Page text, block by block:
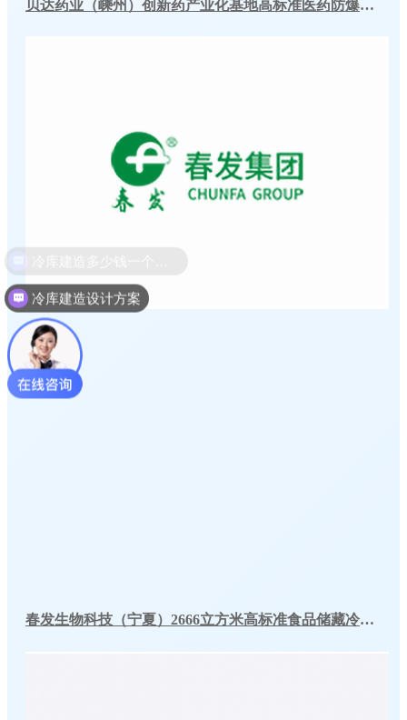
贝达药业（嵊州）创新药产业化基地高标准医药防爆冷库建造工程案例
春发生物科技（宁夏）2666立方米高标准食品储藏冷库工程案例
冷库建造设计方案